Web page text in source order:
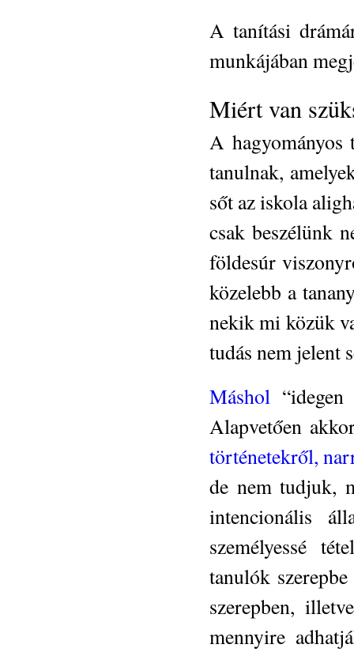
A tanítási
munkájában
Miért van
A
tanulnak,
sőt az iskola
csak beszélünk
földesúr
közelebb a
nekik mi közük
tudás nem jelent
Máshol
Alapvetően
történetekről,
de nem tudjuk,
intencionális
személyessé
tanulók
szerepben,
mennyire